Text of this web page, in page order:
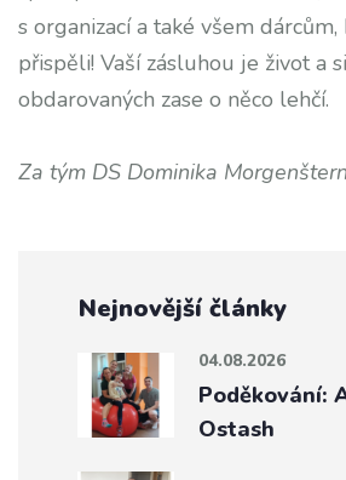
s organizací a také všem
přispěli! Vaší zásluhou je život a
obdarovaných zase o něco lehčí.
Za tým DS Dominika
Nejnovější články
04.08.2026
Poděkování:
Ostash